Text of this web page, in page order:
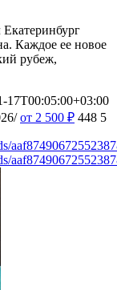
Каждое ее новое
рубеж,
17T00:05:00+03:00
от 2 500 ₽ 448 5